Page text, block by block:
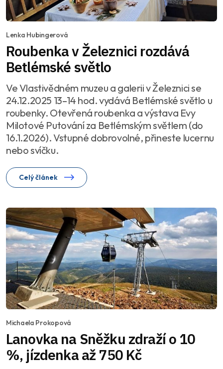
Lenka Hubingerová
Roubenka v Železnici rozdává
Betlémské světlo
Ve Vlastivědném muzeu a galerii v Železnici se
24.12.2025 13–14 hod. vydává Betlémské světlo u
roubenky. Otevřená roubenka a výstava Evy
Milotové Putování za Betlémským světlem (do
16.1.2026). Vstupné dobrovolné, přineste lucernu
nebo svíčku.
Celý článek
Michaela Prokopová
Lanovka na Sněžku zdraží o 10
%, jízdenka až 750 Kč